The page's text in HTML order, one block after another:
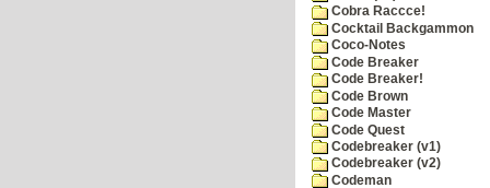
Cobra Raccce!
Cocktail Backgammon
Coco-Notes
Code Breaker
Code Breaker!
Code Brown
Code Master
Code Quest
Codebreaker (v1)
Codebreaker (v2)
Codeman